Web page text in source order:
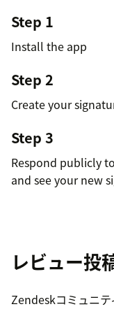
Step 1
Install the app
Step 2
Create your
Step 3
Respond publicly
and see your new
レビュー投
Zendeskコミュニ